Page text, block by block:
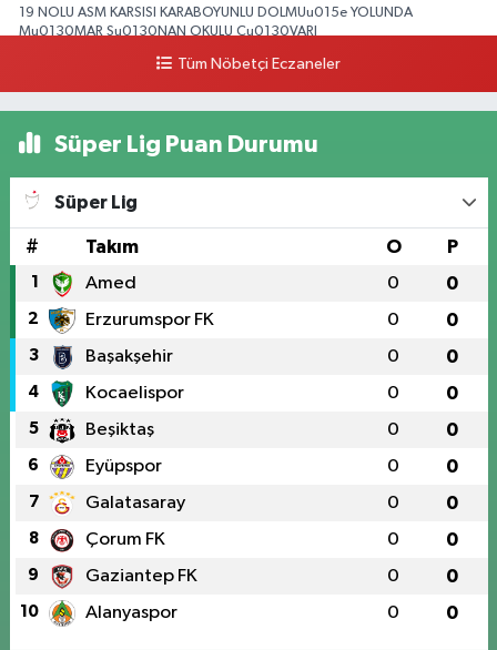
19 NOLU ASM KARSISI KARABOYUNLU DOLMUu015e YOLUNDA
Mu0130MAR Su0130NAN OKULU Cu0130VARI
Yol Tarifi Al
Tüm Nöbetçi Eczaneler
Süper Lig Puan Durumu
Süper Lig
# Takım O P
1 Amed 0 0
2 Erzurumspor FK 0 0
3 Başakşehir 0 0
4 Kocaelispor 0 0
5 Beşiktaş 0 0
6 Eyüpspor 0 0
7 Galatasaray 0 0
8 Çorum FK 0 0
9 Gaziantep FK 0 0
10 Alanyaspor 0 0